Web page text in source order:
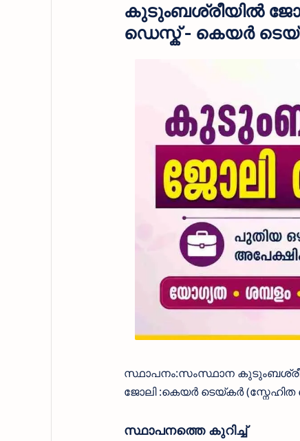
കുടുംബശ്രീയിൽ
ഡെസ്ക് - കെയർ
സ്ഥാപനം:സംസ്ഥാന കുടുംബശ്രീ
ജോലി :കെയർ ടെയ്കർ
സ്ഥാപനത്തെ കുറിച്ച്